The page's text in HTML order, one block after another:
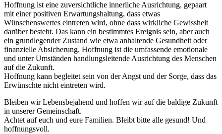
Hoffnung ist eine zuversichtliche innerliche Ausrichtung, gepaart
mit einer positiven Erwartungshaltung, dass etwas
Wünschenswertes eintreten wird, ohne dass wirkliche Gewissheit
darüber besteht. Das kann ein bestimmtes Ereignis sein, aber auch
ein grundlegender Zustand wie etwa anhaltende Gesundheit oder
finanzielle Absicherung. Hoffnung ist die umfassende emotionale
und unter Umständen handlungsleitende Ausrichtung des Menschen
auf die Zukunft.
Hoffnung kann begleitet sein von der Angst und der Sorge, dass das
Erwünschte nicht eintreten wird.
Bleiben wir Lebensbejahend und hoffen wir auf die baldige Zukunft
in unserer Gemeinschaft.
Achtet auf euch und eure Familien. Bleibt bitte alle gesund! Und
hoffnungsvoll.